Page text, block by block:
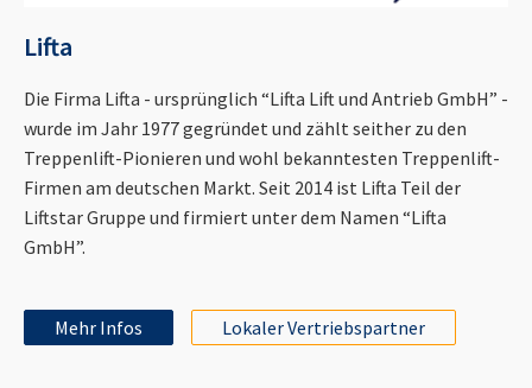
Lifta
Die Firma Lifta - ursprünglich “Lifta Lift und Antrieb GmbH” -
wurde im Jahr 1977 gegründet und zählt seither zu den
Treppenlift-Pionieren und wohl bekanntesten Treppenlift-
Firmen am deutschen Markt. Seit 2014 ist Lifta Teil der
Liftstar Gruppe und firmiert unter dem Namen “Lifta
GmbH”.
Mehr Infos Lokaler Vertriebspartner